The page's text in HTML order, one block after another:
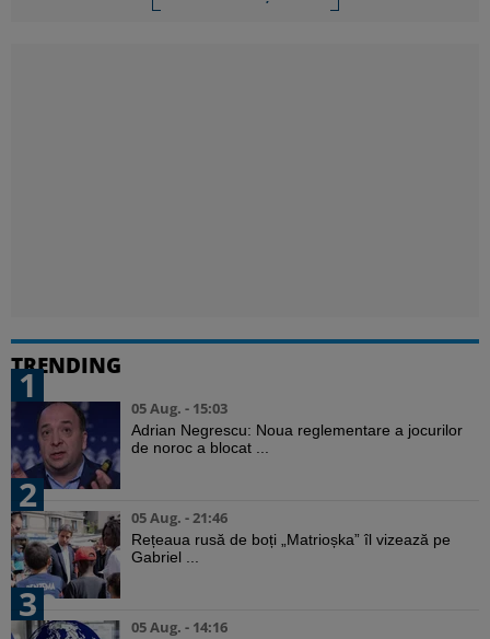
TRENDING
1
05 Aug. - 15:03
Adrian Negrescu: Noua reglementare a jocurilor
de noroc a blocat ...
2
05 Aug. - 21:46
Rețeaua rusă de boți „Matrioșka” îl vizează pe
Gabriel ...
3
05 Aug. - 14:16